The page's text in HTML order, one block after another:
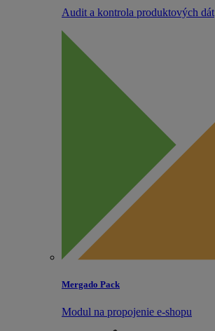
Audit a kontrola produktových dát
Mergado Pack
Modul na propojenie e‑shopu